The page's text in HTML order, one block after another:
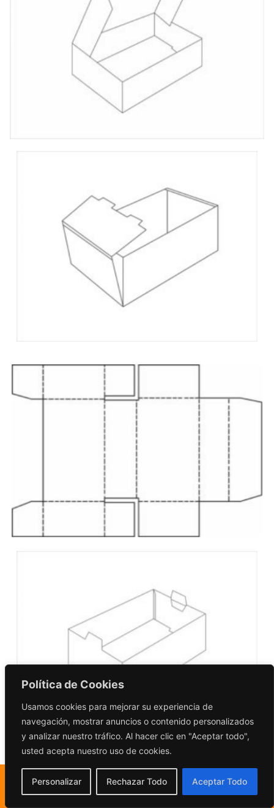
Política de Cookies
Usamos cookies para mejorar su experiencia de
navegación, mostrar anuncios o contenido personalizados
y analizar nuestro tráfico. Al hacer clic en "Aceptar todo",
usted acepta nuestro uso de cookies.
Personalizar Rechazar Todo Aceptar Todo
Necesitas cajas para embalaje industrial,